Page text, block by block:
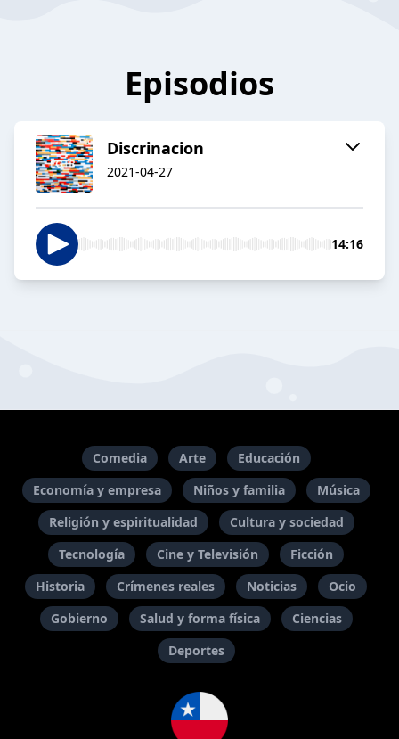
Episodios
Discrinacion
2021-04-27
14:16
Comedia Arte
Educación
Economía y empresa
Niños y familia
Música
Religión y espiritualidad
Cultura y sociedad
Tecnología
Cine y Televisión
Ficción
Historia
Crímenes reales Noticias
Ocio
Gobierno
Salud y forma física
Ciencias
Deportes